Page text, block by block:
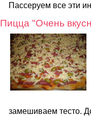
Пассеруем все эти
Пицца "Очень
замешиваем тесто.